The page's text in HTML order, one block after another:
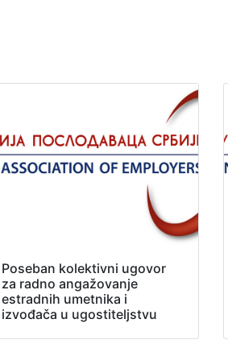
Poseban kolektivni ugovor
za radno angažovanje
estradnih umetnika i
izvođača u ugostiteljstvu